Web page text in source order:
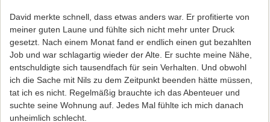
David merkte schnell, dass etwas anders war. Er profitierte von
meiner guten Laune und fühlte sich nicht mehr unter Druck
gesetzt. Nach einem Monat fand er endlich einen gut bezahlten
Job und war schlagartig wieder der Alte. Er suchte meine Nähe,
entschuldigte sich tausendfach für sein Verhalten. Und obwohl
ich die Sache mit Nils zu dem Zeitpunkt beenden hätte müssen,
tat ich es nicht. Regelmäßig brauchte ich das Abenteuer und
suchte seine Wohnung auf. Jedes Mal fühlte ich mich danach
unheimlich schlecht.